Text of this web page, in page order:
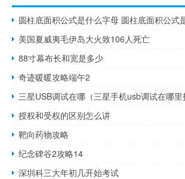
圆柱底面积公式是什么字母 圆柱底面积公式
美国夏威夷毛伊岛大火致106人死亡
88寸幕布长和宽是多少
奇迹暖暖攻略端午2
三星USB调试在哪（三星手机usb调试在哪里
授权和受权的区别怎么讲
靶向药物攻略
纪念碑谷2攻略14
深圳科三大年初几开始考试